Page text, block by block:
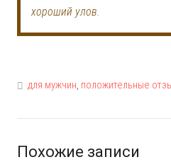
хороший улов.
для мужчин, положительные
Похожие записи